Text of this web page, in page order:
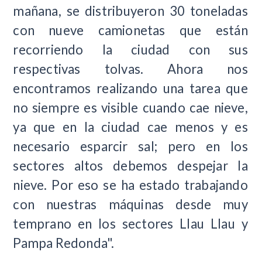
mañana, se distribuyeron 30 toneladas
con nueve camionetas que están
recorriendo la ciudad con sus
respectivas tolvas. Ahora nos
encontramos realizando una tarea que
no siempre es visible cuando cae nieve,
ya que en la ciudad cae menos y es
necesario esparcir sal; pero en los
sectores altos debemos despejar la
nieve. Por eso se ha estado trabajando
con nuestras máquinas desde muy
temprano en los sectores Llau Llau y
Pampa Redonda".